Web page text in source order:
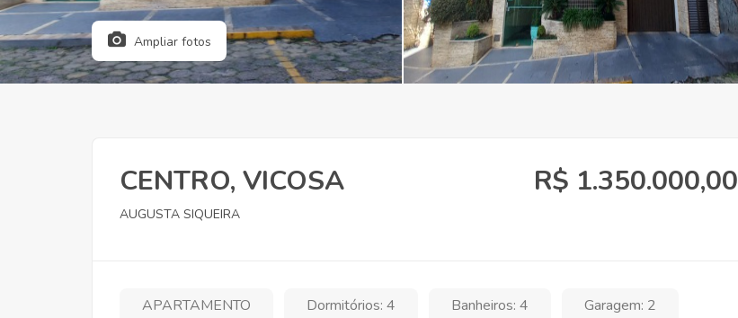
Ampliar fotos
CENTRO, VICOSA
AUGUSTA SIQUEIRA
R$ 1.350.000,00
APARTAMENTO Dormitórios: 4 Banheiros: 4 Garagem: 2